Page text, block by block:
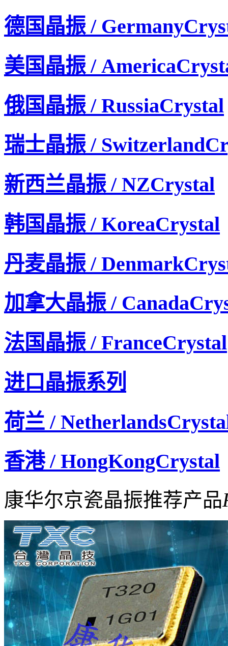
德国晶振 /
美国晶振 /
俄国晶振 / RussiaCrystal
瑞士晶振 /
新西兰晶振 / NZCrystal
韩国晶振 / KoreaCrystal
丹麦晶振 /
加拿大晶振 /
法国晶振 / FranceCrystal
进口晶振系列
荷兰 /
香港 / HongKongCrystal
康华尔京瓷晶振推荐产品